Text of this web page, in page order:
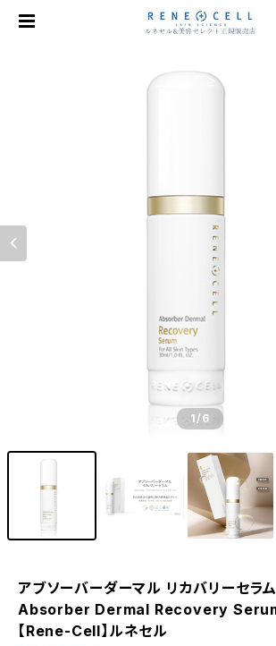
1/6
アブソーバーダーマル リカバリーセラ
Absorber Dermal Recovery
【Rene-Cell】ルネセル